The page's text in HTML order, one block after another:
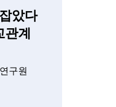
았다
계
구원